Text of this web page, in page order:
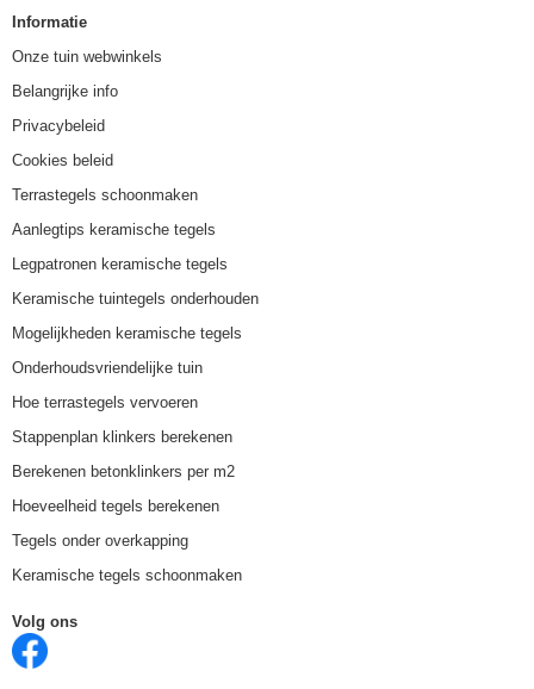
Informatie
Onze tuin webwinkels
Belangrijke info
Privacybeleid
Cookies beleid
Terrastegels schoonmaken
Aanlegtips keramische tegels
Legpatronen keramische tegels
Keramische tuintegels onderhouden
Mogelijkheden keramische tegels
Onderhoudsvriendelijke tuin
Hoe terrastegels vervoeren
Stappenplan klinkers berekenen
Berekenen betonklinkers per m2
Hoeveelheid tegels berekenen
Tegels onder overkapping
Keramische tegels schoonmaken
Volg ons